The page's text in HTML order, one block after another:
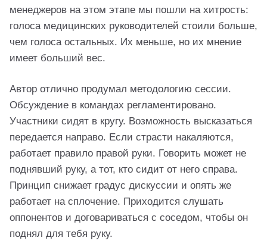
менеджеров на этом этапе мы пошли на хитрость:
голоса медицинских руководителей стоили больше,
чем голоса остальных. Их меньше, но их мнение
имеет больший вес.
Автор отлично продумал методологию сессии.
Обсуждение в командах регламентировано.
Участники сидят в кругу. Возможность высказаться
передается направо. Если страсти накаляются,
работает правило правой руки. Говорить может не
поднявший руку, а тот, кто сидит от него справа.
Принцип снижает градус дискуссии и опять же
работает на сплочение. Приходится слушать
оппонентов и договариваться с соседом, чтобы он
поднял для тебя руку.